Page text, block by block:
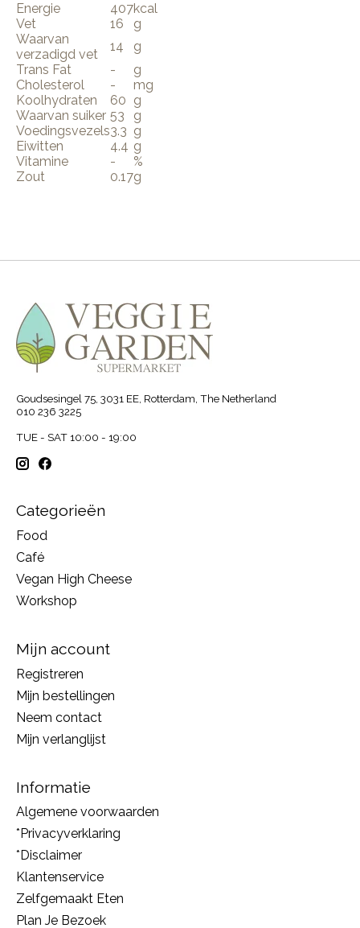
Energie 407kcal
Vet
16
g
Waarvan
verzadigd vet
14
g
Trans Fat
-
g
Cholesterol
-
mg
Koolhydraten
60 g
Waarvan suiker 53
g
Voedingsvezels3.3 g
Eiwitten
4.4 g
Vitamine
-
%
Zout
0.17g
Goudsesingel 75, 3031 EE, Rotterdam, The Netherland
010 236 3225
TUE - SAT 10:00 - 19:00
Categorieën
Food
Café
Vegan High Cheese
Workshop
Mijn account
Registreren
Mijn bestellingen
Neem contact
Mijn verlanglijst
Informatie
Algemene voorwaarden
*Privacyverklaring
*Disclaimer
Klantenservice
Zelfgemaakt Eten
Plan Je Bezoek